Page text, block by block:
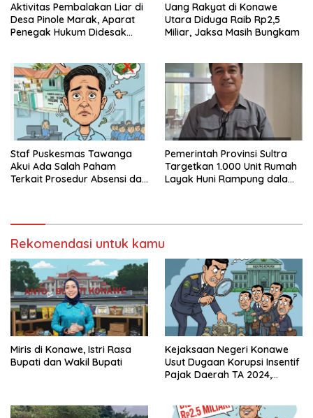
Aktivitas Pembalakan Liar di
Desa Pinole Marak, Aparat
Penegak Hukum Didesak
Uang Rakyat di Konawe
Utara Diduga Raib Rp2,5
Miliar, Jaksa Masih Bungkam
Staf Puskesmas Tawanga
Akui Ada Salah Paham
Terkait Prosedur Absensi dan
Pemerintah Provinsi Sultra
Targetkan 1.000 Unit Rumah
Layak Huni Rampung dalam
Rekomendasi untuk kamu
Miris di Konawe, Istri Rasa
Bupati dan Wakil Bupati
Kejaksaan Negeri Konawe
Usut Dugaan Korupsi Insentif
Pajak Daerah TA 2024,